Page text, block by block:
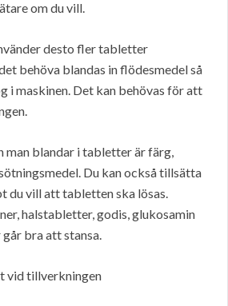
om du vill.
desto fler tabletter
behöva blandas in flödesmedel så
i maskinen. Det kan behövas för att
man blandar i tabletter är färg,
Du kan också tillsätta
du vill att tabletten ska lösas.
halstabletter, godis, glukosamin
bra att stansa.
vid tillverkningen